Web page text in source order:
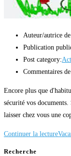
Auteur/autrice
Publication
Post category:
Commentaires
Encore plus que
sécurité vos
laisser chez vous une
Continuer la lecture
Recherche